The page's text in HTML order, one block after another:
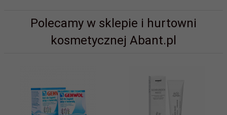
Polecamy w sklepie i hurtowni
kosmetycznej Abant.pl